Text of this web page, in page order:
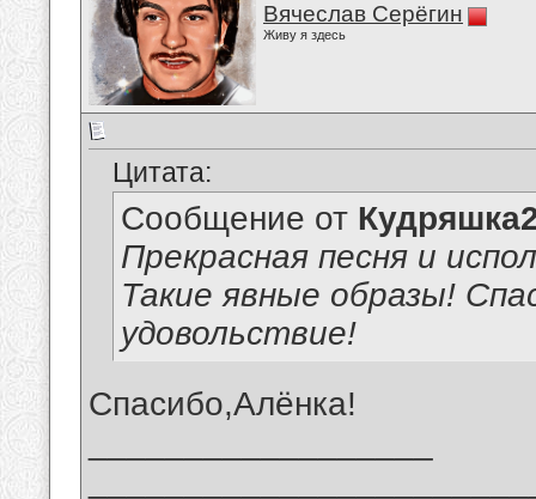
Вячеслав Серёгин
Живу я здесь
Цитата:
Сообщение от
Прекрасная песня и
Такие явные образы!
удовольствие!
Спасибо,Алёнка!